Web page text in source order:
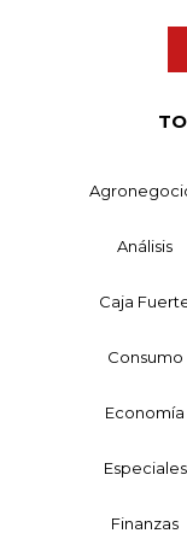
Análisis
Caja
Consumo
Economía
Especiales
Finanzas